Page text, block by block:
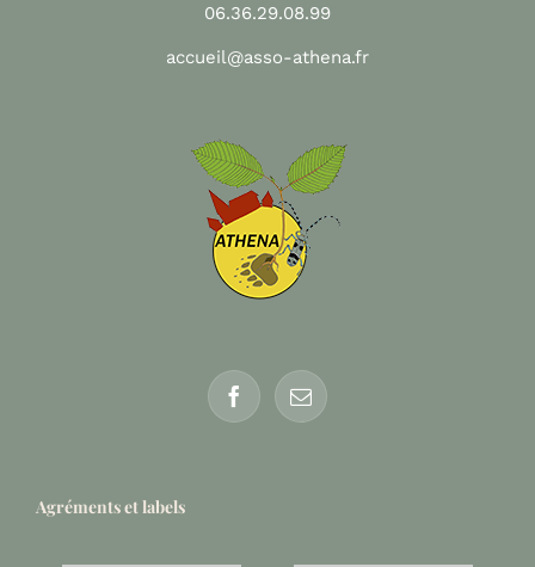
06.36.29.08.99
accueil@asso-athena.fr
Agréments et labels